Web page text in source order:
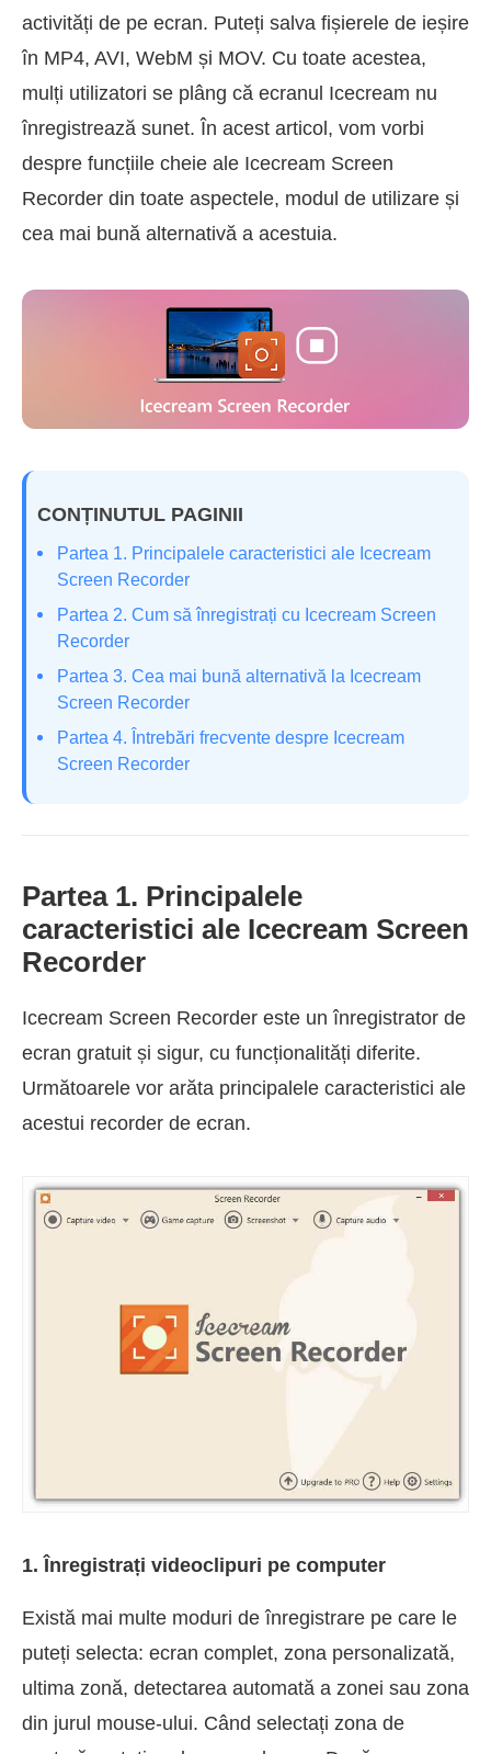
activități de pe ecran. Puteți salva fișierele de ieșire
în MP4, AVI, WebM și MOV. Cu toate acestea,
mulți utilizatori se plâng că ecranul Icecream nu
înregistrează sunet. În acest articol, vom vorbi
despre funcțiile cheie ale Icecream Screen
Recorder din toate aspectele, modul de utilizare și
cea mai bună alternativă a acestuia.
CONȚINUTUL PAGINII
Partea 1. Principalele caracteristici ale Icecream
Screen Recorder
Partea 2. Cum să înregistrați cu Icecream Screen
Recorder
Partea 3. Cea mai bună alternativă la Icecream
Screen Recorder
Partea 4. Întrebări frecvente despre Icecream
Screen Recorder
Partea 1. Principalele
caracteristici ale Icecream Screen
Recorder
Icecream Screen Recorder este un înregistrator de
ecran gratuit și sigur, cu funcționalități diferite.
Următoarele vor arăta principalele caracteristici ale
acestui recorder de ecran.
1. Înregistrați videoclipuri pe computer
Există mai multe moduri de înregistrare pe care le
puteți selecta: ecran complet, zona personalizată,
ultima zonă, detectarea automată a zonei sau zona
din jurul mouse-ului. Când selectați zona de